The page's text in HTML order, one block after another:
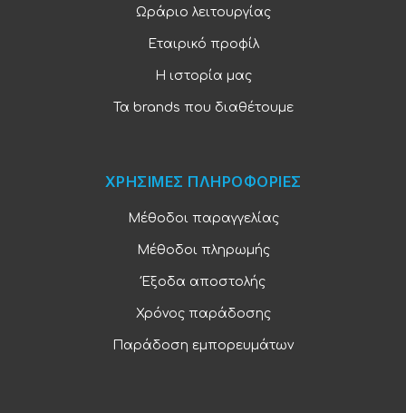
Ωράριο λειτουργίας
Εταιρικό προφίλ
Η ιστορία μας
Τα brands που διαθέτουμε
ΧΡΗΣΙΜΕΣ ΠΛΗΡΟΦΟΡΙΕΣ
Μέθοδοι παραγγελίας
Μέθοδοι πληρωμής
Έξοδα αποστολής
Χρόνος παράδοσης
Παράδοση εμπορευμάτων